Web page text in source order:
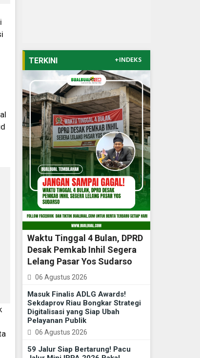
TERKINI +INDEKS
Waktu Tinggal 4 Bulan, DPRD
Desak Pemkab Inhil Segera
Lelang Pasar Yos Sudarso
06 Agustus 2026
Masuk Finalis ADLG Awards!
Sekdaprov Riau Bongkar Strategi
Digitalisasi yang Siap Ubah
Pelayanan Publik
06 Agustus 2026
59 Jalur Siap Bertarung! Pacu